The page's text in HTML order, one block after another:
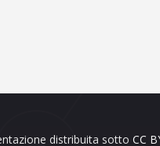
distribuita sotto CC